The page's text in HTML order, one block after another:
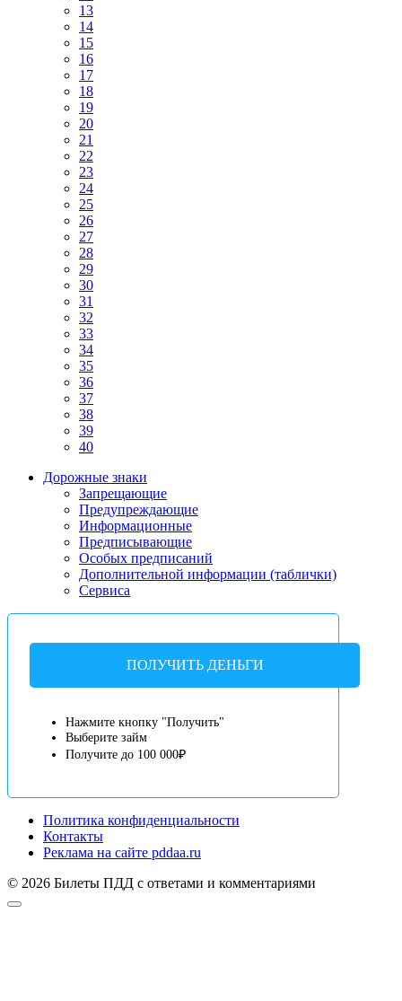
13
14
15
16
17
18
19
20
21
22
23
24
25
26
27
28
29
30
31
32
33
34
35
36
37
38
39
40
Дорожные знаки
Запрещающие
Предупреждающие
Информационные
Предписывающие
Особых предписаний
Дополнительной информации (таблички)
Сервиса
ПОЛУЧИТЬ ДЕНЬГИ
Нажмите кнопку "Получить"
Выберите займ
Получите до 100 000₽
Политика конфиденциальности
Контакты
Реклама на сайте pddaa.ru
© 2026 Билеты ПДД с ответами и комментариями